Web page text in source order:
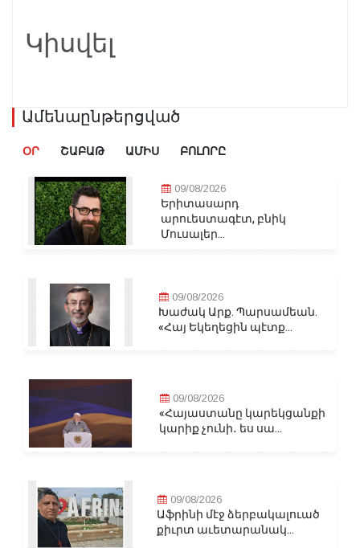
Կիսվել
Ամենաընթերցված
ՕՐ ՇԱԲԱԹ ԱՄԻՍ ԲՈԼՈՐԸ
09/08/2026
Երիտասարդ
արուեստագէտ, բնիկ
Մուսալեր...
09/08/2026
Խաժակ Արք. Պարսամեան.
«Հայ Եկեղեցին պէտք...
09/08/2026
«Հայաստանը կարեկցանքի
կարիք չունի․ ես սա...
09/08/2026
Աֆրինի մէջ ձերբակալուած
քիւրտ աւետարանակ...